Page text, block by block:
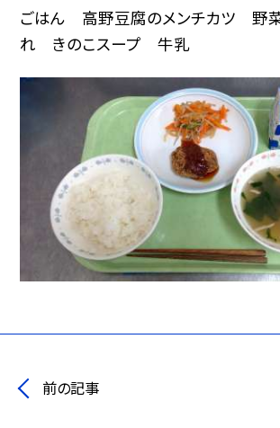
ごはん 高野豆腐のメンチカツ 野
れ きのこスープ 牛乳
前の記事